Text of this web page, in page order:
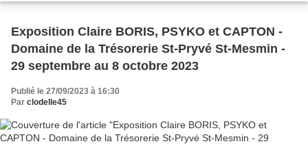
Exposition Claire BORIS, PSYKO et CAPTON -
Domaine de la Trésorerie St-Pryvé St-Mesmin -
29 septembre au 8 octobre 2023
Publié le 27/09/2023 à 16:30
Par clodelle45